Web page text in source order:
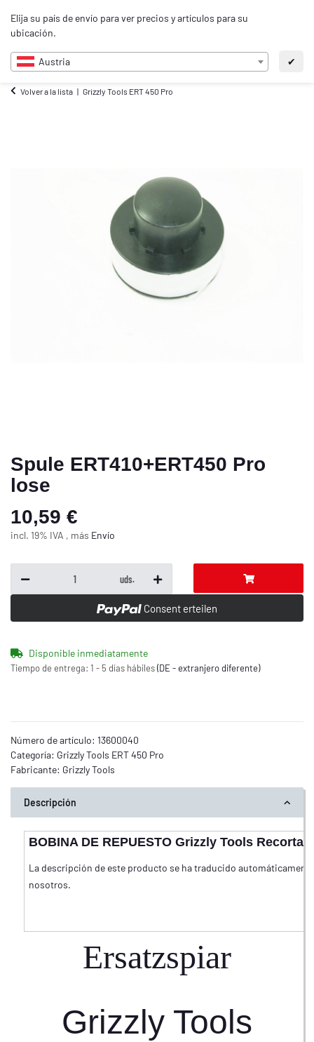
Elija su país de envío para ver precios y artículos para su
ubicación.
Austria ✔
ES
Volver a la lista Grizzly Tools ERT 450 Pro
Spule ERT410+ERT450 Pro
lose
10,59 €
incl. 19% IVA , más Envío
uds.
Consent erteilen
Disponible inmediatamente
Tiempo de entrega: 1 - 5 días hábiles(DE - extranjero diferente)
Número de artículo: 13600040
Categoría: Grizzly Tools ERT 450 Pro
Fabricante: Grizzly Tools
Descripción
BOBINA DE REPUESTO Grizzly Tools
La descripción de este producto se ha traducido
nosotros.
Ersatzspiar
Grizzly Tools